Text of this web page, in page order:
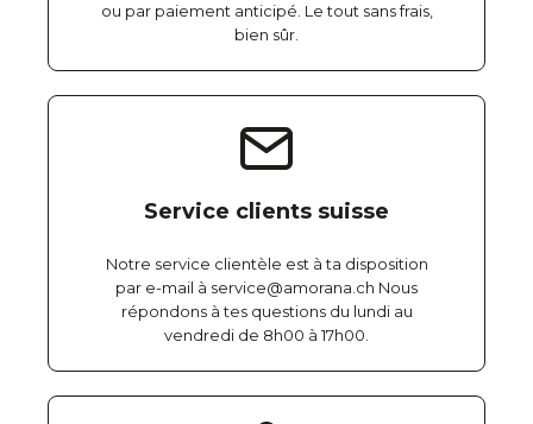
ou par paiement anticipé. Le tout sans frais,
bien sûr.
Service clients suisse
Notre service clientèle est à ta disposition
par e-mail à service@amorana.ch Nous
répondons à tes questions du lundi au
vendredi de 8h00 à 17h00.